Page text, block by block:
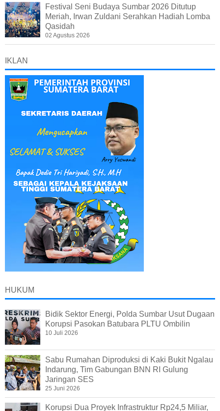
Festival Seni Budaya Sumbar 2026 Ditutup
Meriah, Irwan Zuldani Serahkan Hadiah Lomba
Qasidah
02 Agustus 2026
IKLAN
HUKUM
Bidik Sektor Energi, Polda Sumbar Usut Dugaan
Korupsi Pasokan Batubara PLTU Ombilin
10 Juli 2026
Sabu Rumahan Diproduksi di Kaki Bukit Ngalau
Indarung, Tim Gabungan BNN RI Gulung
Jaringan SES
25 Juni 2026
Korupsi Dua Proyek Infrastruktur Rp24,5 Miliar,